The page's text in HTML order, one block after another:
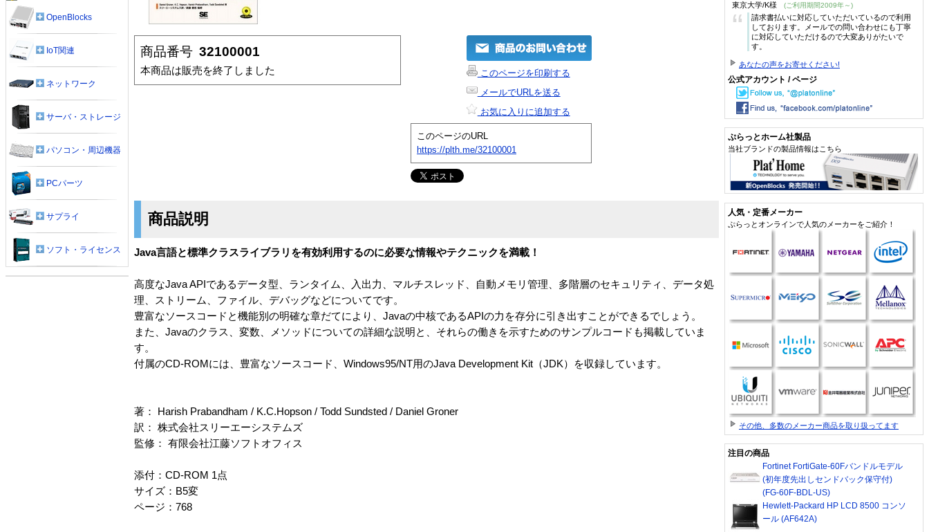
商品番号 32100001
本商品は販売を終了しました
このページを印刷する
メールでURLを送る
お気に入りに追加する
このページのURL
https://plth.me/32100001
商品説明
Java言語と標準クラスライブラリを有効利用するのに必要な情報やテクニックを満載！
高度なJava APIであるデータ型、ランタイム、入出力、マルチスレッド、自動メモリ管理、多階層のセキュリティ、データ処
理、ストリーム、ファイル、デバッグなどについてです。
豊富なソースコードと機能別の明確な章だてにより、Javaの中核であるAPIの力を存分に引き出すことができるでしょう。
また、Javaのクラス、変数、メソッドについての詳細な説明と、それらの働きを示すためのサンプルコードも掲載していま
す。
付属のCD-ROMには、豊富なソースコード、Windows95/NT用のJava Development Kit（JDK）を収録しています。
著： Harish Prabandham / K.C.Hopson / Todd Sundsted / Daniel Groner
訳： 株式会社スリーエーシステムズ
監修： 有限会社江藤ソフトオフィス
添付：CD-ROM 1点
サイズ：B5変
ページ：768
OpenBlocks
IoT関連
ネットワーク
サーバ・ストレージ
パソコン・周辺機器
PCパーツ
サプライ
ソフト・ライセンス
東京大学/K様 (ご利用期間2009年～)
“
請求書払いに対応していただいているので利用
しております。メールでの問い合わせにも丁寧
に対応していただけるので大変ありがたいで
す。
あなたの声をお寄せください!
公式アカウント / ページ
ぷらっとホーム社製品
当社ブランドの製品情報はこちら
人気・定番メーカー
ぷらっとオンラインで人気のメーカーをご紹介！
その他、多数のメーカー商品を取り扱ってます
注目の商品
Fortinet FortiGate-60Fバンドルモデル
(初年度先出しセンドバック保守付)
(FG-60F-BDL-US)
Hewlett-Packard HP LCD 8500 コンソ
ール (AF642A)